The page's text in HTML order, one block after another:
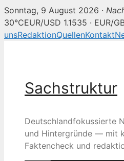
Sonntag, 9 August 2026 ·
30°CEUR/USD 1.1535 · EUR/
unsRedaktionQuellenKontakt
Sachstruktur
Deutschlandfokussierte
und Hintergründe — mit
Faktencheck und